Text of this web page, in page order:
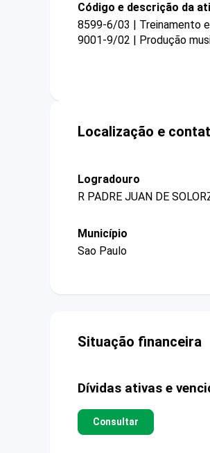
Código e descrição da
8599-6/03 | Treinamento
9001-9/02 | Produção
Localização e
Logradouro
R PADRE JUAN DE
Município
Sao Paulo
Situação financeira
Dívidas ativas e
Consultar